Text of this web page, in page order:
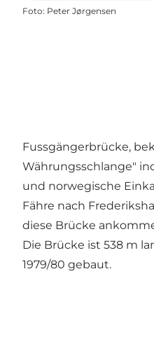
Foto: Peter Jørgensen
Fussgängerbrücke,
Währungsschlange"
und norwegische
Fähre nach
diese Brücke
Die Brücke ist 538 m
1979/80 gebaut.